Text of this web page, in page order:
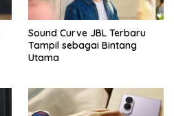
Sound Curve JBL Terbaru
Tampil sebagai Bintang
Utama